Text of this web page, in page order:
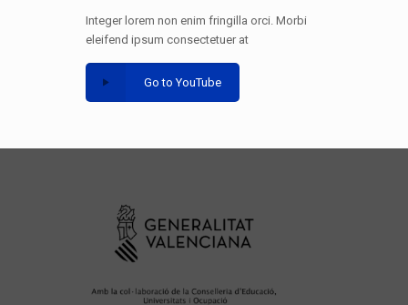
Integer lorem non enim fringilla orci. Morbi
eleifend ipsum consectetuer at
Go to YouTube